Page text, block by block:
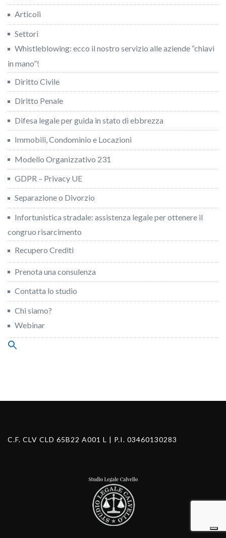
Articoli
Settori
Whistleblowing: ecco il nostro servizio alle aziende “chiavi
in mano”!
Diritto Civile
Diritto Penale
Difesa legale per guida in stato di ebbrezza
Immobili, Condominio e Locazioni
Modello Organizzativo 231
GDPR – Privacy UE
Separazione o Divorzio
Infortunistica stradale: assistenza legale per ottenere il
congruo risarcimento
Recupero Crediti
Prenota una consulenza
Contatta lo studio
Chi siamo?
Webinar
Search
C.F. CLV CLD 65B22 A001 L | P.I. 03460130283